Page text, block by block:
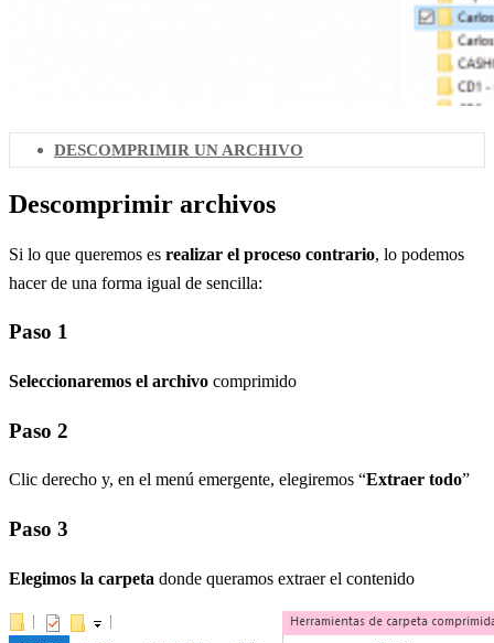
DESCOMPRIMIR UN ARCHIVO
Descomprimir archivos
Si lo que queremos es realizar el proceso contrario, lo podemos
hacer de una forma igual de sencilla:
Paso 1
Seleccionaremos el archivo comprimido
Paso 2
Clic derecho y, en el menú emergente, elegiremos “Extraer todo”
Paso 3
Elegimos la carpeta donde queramos extraer el contenido